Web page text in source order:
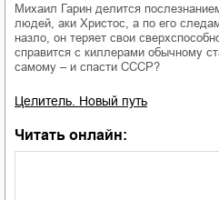
Михаил Гарин делится
людей, аки Христос, а по его
назло, он теряет свои
справится с киллерами обычному
самому – и спасти СССР?
Целитель. Новый путь
Читать онлайн: